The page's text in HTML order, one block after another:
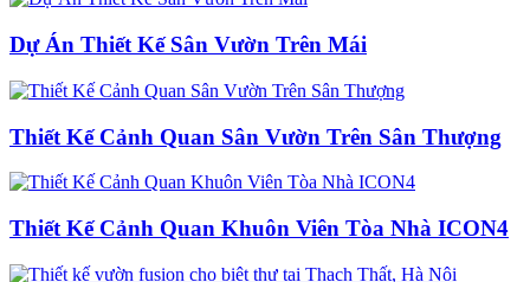
Dự Án Thiết Kế Sân Vườn Trên Mái
Thiết Kế Cảnh Quan Sân Vườn Trên Sân Thượng
Thiết Kế Cảnh Quan Khuôn Viên Tòa Nhà ICON4